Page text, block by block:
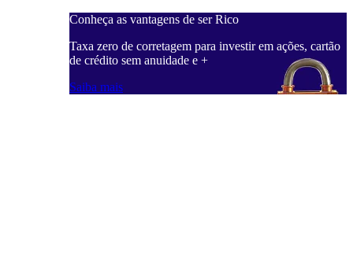
Conheça as vantagens de ser Rico
Taxa zero de corretagem para investir em ações, cartão
de crédito sem anuidade e +
Saiba mais